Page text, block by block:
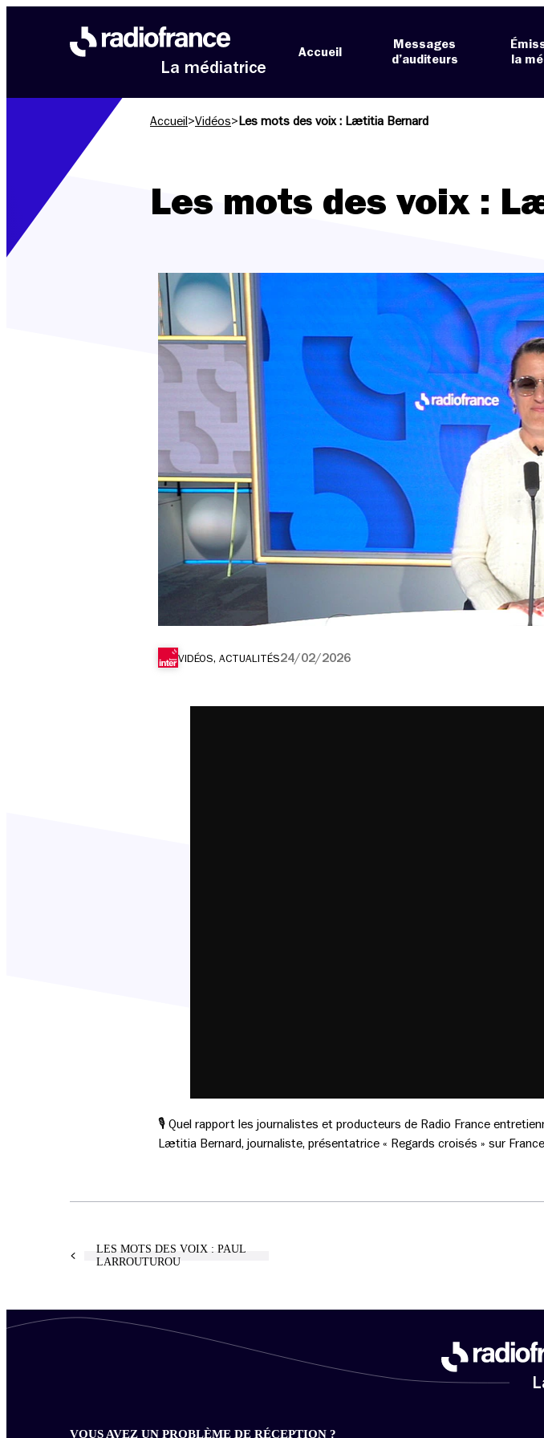
La médiatrice
Accueil
Messages
d’auditeurs
la
Accueil >Vidéos> Les mots des voix : Lætitia Bernard
Les mots des voix :
VIDÉOS, ACTUALITÉS24/02/2026
🎙️ Quel rapport les journalistes et producteurs de Radio France
Lætitia Bernard, journaliste, présentatrice « Regards croisés » sur
LES MOTS DES VOIX : PAUL
LARROUTUROU
VOUS AVEZ UN PROBLÈME DE RÉCEPTION ?